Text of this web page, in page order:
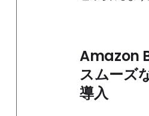
Amazon
スムーズ
導入